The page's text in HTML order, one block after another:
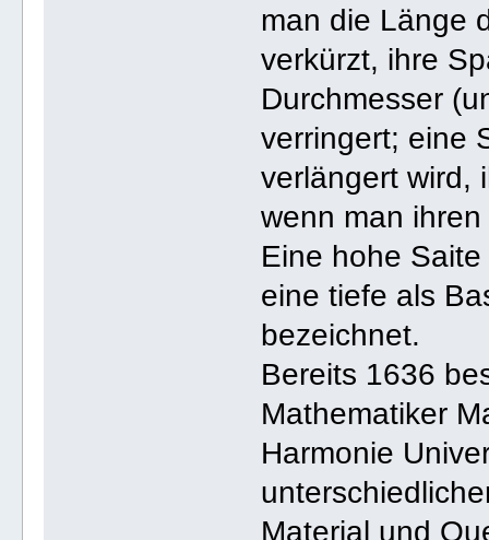
man die Länge
verkürzt, ihre
Durchmesser
verringert; eine
verlängert wird,
wenn man
Eine hohe
eine tiefe als
bezeichnet.
Bereits 1636
Mathematiker
Harmonie
Material und